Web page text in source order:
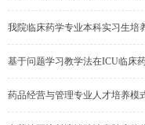
我院临床药学专业本科实习生培
基于问题学习教学法在ICU临床
药品经营与管理专业人才培养模